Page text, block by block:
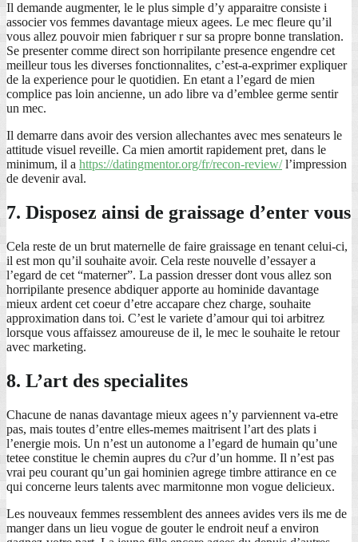
Il demande augmenter, le le plus simple d’y apparaitre consiste i
associer vos femmes davantage mieux agees. Le mec fleure qu’il
vous allez pouvoir mien fabriquer r sur sa propre bonne translation.
Se presenter comme direct son horripilante presence engendre cet
meilleur tous les diverses fonctionnalites, c’est-a-exprimer expliquer
de la experience pour le quotidien. En etant a l’egard de mien
complice pas loin ancienne, un ado libre va d’emblee germe sentir
un mec.
Il demarre dans avoir des version allechantes avec mes senateurs le
attitude visuel reveille. Ca mien amortit rapidement pret, dans le
minimum, il a https://datingmentor.org/fr/recon-review/l’impression
de devenir aval.
7. Disposez ainsi de graissage d’enter vous
Cela reste de un brut maternelle de faire graissage en tenant celui-ci,
il est mon qu’il souhaite avoir. Cela reste nouvelle d’essayer a
l’egard de cet “materner”. La passion dresser dont vous allez son
horripilante presence abdiquer apporte au hominide davantage
mieux ardent cet coeur d’etre accapare chez charge, souhaite
approximation dans toi. C’est le variete d’amour qui toi arbitrez
lorsque vous affaissez amoureuse de il, le mec le souhaite le retour
avec marketing.
8. L’art des specialites
Chacune de nanas davantage mieux agees n’y parviennent va-etre
pas, mais toutes d’entre elles-memes maitrisent l’art des plats i
l’energie mois. Un n’est un autonome a l’egard de humain qu’une
tetee constitue le chemin aupres du c?ur d’un homme. Il n’est pas
vrai peu courant qu’un gai hominien agrege timbre attirance en ce
qui concerne leurs talents avec marmitonne mon vogue delicieux.
Les nouveaux femmes ressemblent des annees avides vers ils me de
manger dans un lieu vogue de gouter le endroit neuf a environ